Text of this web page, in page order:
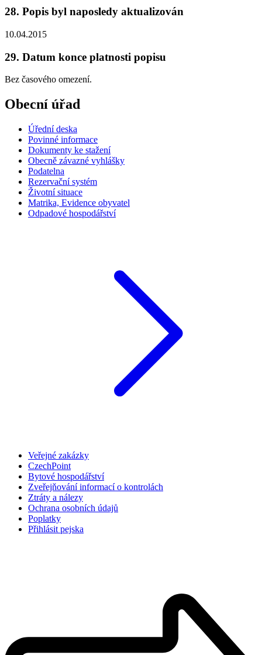
28. Popis byl naposledy aktualizován
10.04.2015
29. Datum konce platnosti popisu
Bez časového omezení.
Obecní úřad
Úřední deska
Povinné informace
Dokumenty ke stažení
Obecně závazné vyhlášky
Podatelna
Rezervační systém
Životní situace
Matrika, Evidence obyvatel
Odpadové hospodářství
Veřejné zakázky
CzechPoint
Bytové hospodářství
Zveřejňování informací o kontrolách
Ztráty a nálezy
Ochrana osobních údajů
Poplatky
Přihlásit pejska